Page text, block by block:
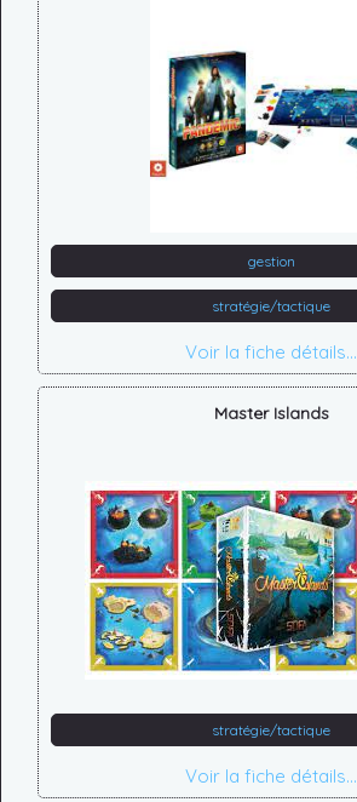
gestion
stratégie/tactique
Voir la fiche détails...
Master Islands
stratégie/tactique
Voir la fiche détails...